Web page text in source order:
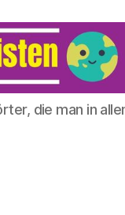
die man in